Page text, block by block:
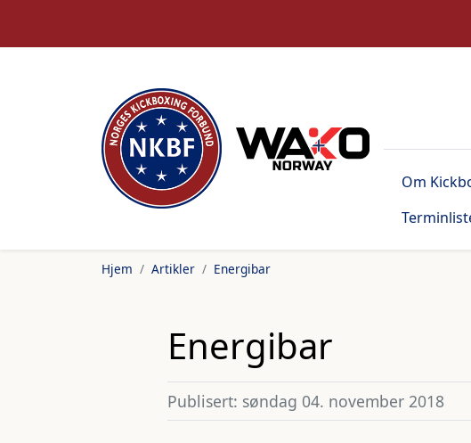
Om
Hjem Artikler Energibar
Energibar
Publisert: søndag 04. november 2018